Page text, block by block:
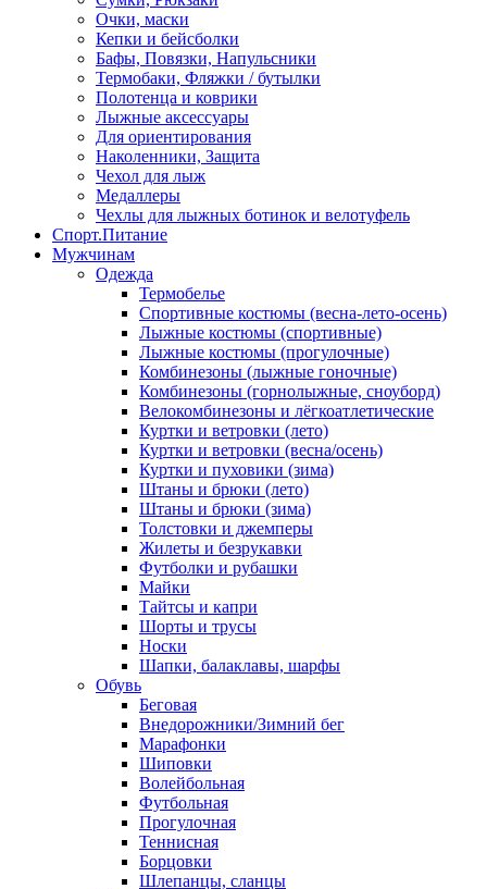
Очки, маски
Кепки и бейсболки
Бафы, Повязки, Напульсники
Термобаки, Фляжки / бутылки
Полотенца и коврики
Лыжные аксессуары
Для ориентирования
Наколенники, Защита
Чехол для лыж
Медаллеры
Чехлы для лыжных ботинок и велотуфель
Спорт.Питание
Мужчинам
Одежда
Термобелье
Спортивные костюмы (весна-лето-осень)
Лыжные костюмы (спортивные)
Лыжные костюмы (прогулочные)
Комбинезоны (лыжные гоночные)
Комбинезоны (горнолыжные, сноуборд)
Велокомбинезоны и лёгкоатлетические
Куртки и ветровки (лето)
Куртки и ветровки (весна/осень)
Куртки и пуховики (зима)
Штаны и брюки (лето)
Штаны и брюки (зима)
Толстовки и джемперы
Жилеты и безрукавки
Футболки и рубашки
Майки
Тайтсы и капри
Шорты и трусы
Носки
Шапки, балаклавы, шарфы
Обувь
Беговая
Внедорожники/Зимний бег
Марафонки
Шиповки
Волейбольная
Футбольная
Прогулочная
Теннисная
Борцовки
Шлепанцы, сланцы